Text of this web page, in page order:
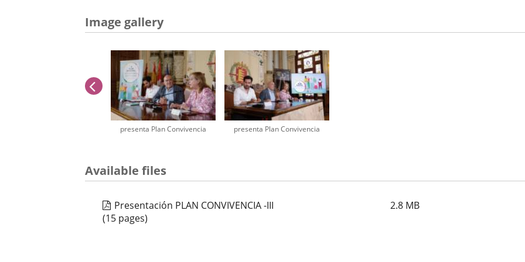
Image gallery
presenta Plan Convivencia presenta Plan Convivencia
of
previus
Available files
Presentación PLAN CONVIVENCIA -III 2.8 MB
(15 pages)